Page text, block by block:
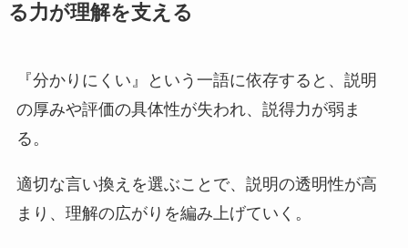
る力が理解を支える
『分かりにくい』という一語に依存すると、説明
の厚みや評価の具体性が失われ、説得力が弱ま
る。
適切な言い換えを選ぶことで、説明の透明性が高
まり、理解の広がりを編み上げていく。